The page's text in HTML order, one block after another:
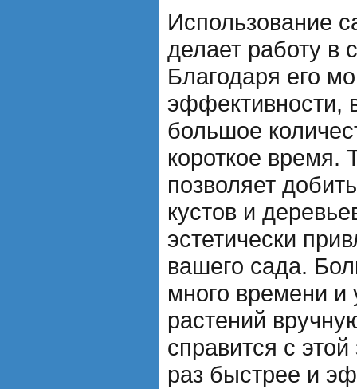
Использование
делает работу в
Благодаря его
эффективности,
большое
короткое время.
позволяет
кустов и
эстетически
вашего сада.
много времени и
растений
справится с
раз быстрее и